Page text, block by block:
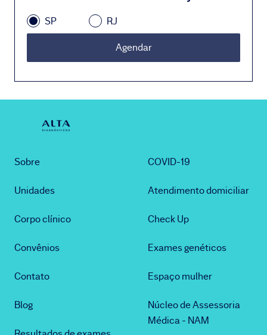
SP RJ
Agendar
Sobre
Unidades
Corpo clínico
Convênios
Contato
Blog
COVID-19
Atendimento domiciliar
Check Up
Exames genéticos
Espaço mulher
Núcleo de Assessoria
Médica - NAM